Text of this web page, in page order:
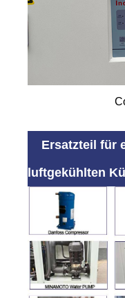
Ersatzteil für
luftgekühlten